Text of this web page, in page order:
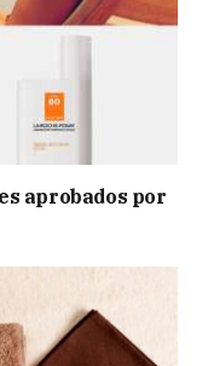
aprobados por